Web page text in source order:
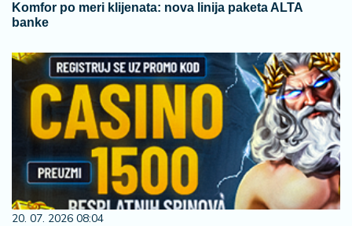
Komfor po meri klijenata: nova linija paketa ALTA
banke
20. 07. 2026 08:04